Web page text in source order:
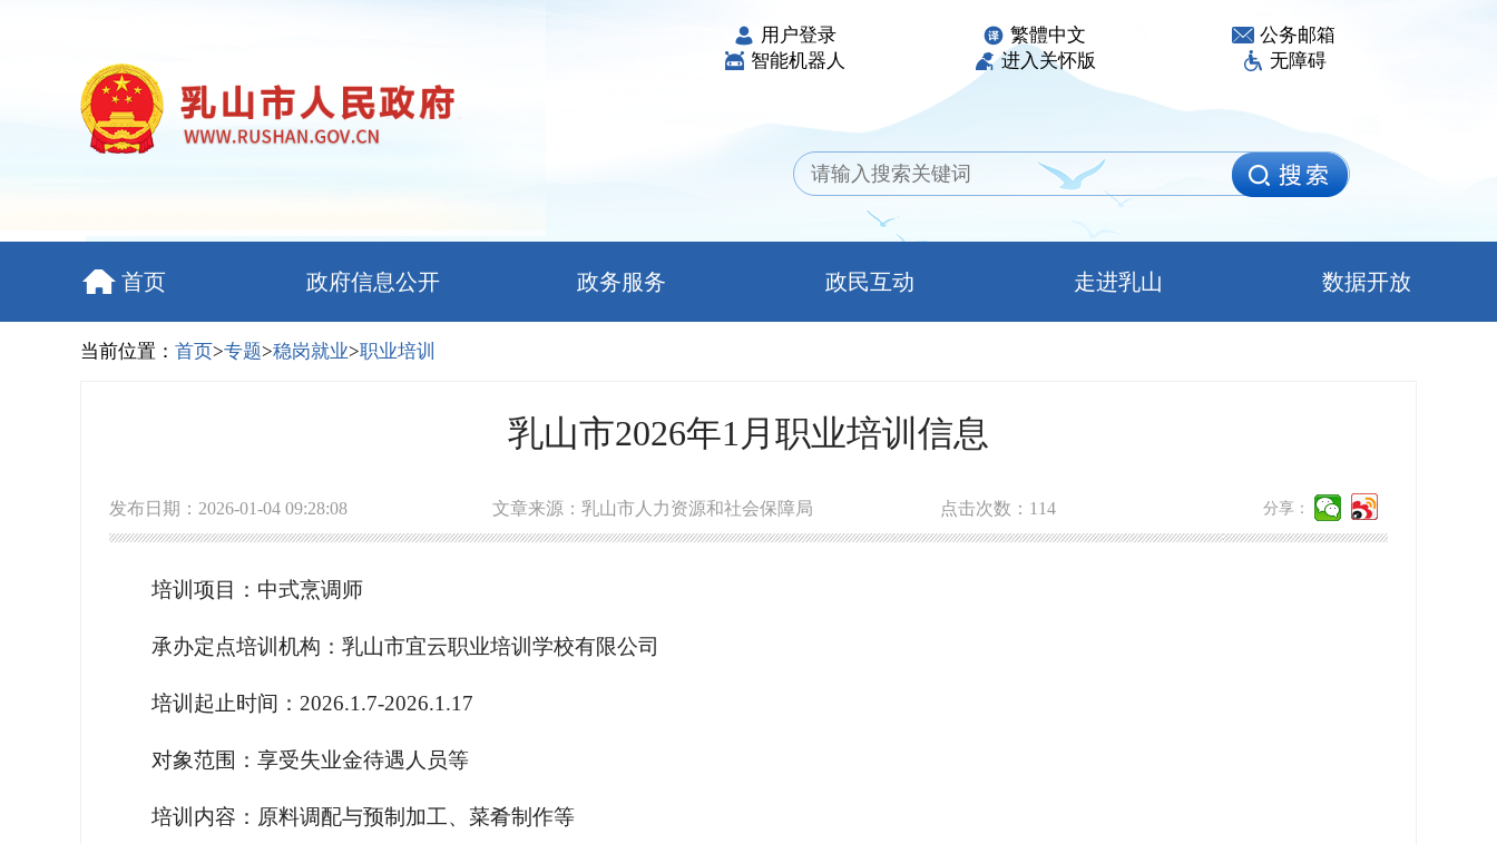
用户登录 繁體中文
公务邮箱
智能机器人
进入关怀版 无障碍
首页 政府信息公开 政务服务 政民互动 走进乳山 数据开放
当前位置： 首页>专题>稳岗就业>职业培训
乳山市2026年1月职业培训信息
发布日期：2026-01-04 09:28:08 文章来源：乳山市人力资源和社会保障局 点击次数： 114 分享：
培训项目：中式烹调师
承办定点培训机构：乳山市宜云职业培训学校有限公司
培训起止时间：2026.1.7-2026.1.17
对象范围：享受失业金待遇人员等
培训内容：原料调配与预制加工、菜肴制作等